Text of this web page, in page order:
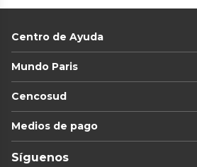
Centro de Ayuda
Mundo Paris
Cencosud
Medios de pago
Síguenos